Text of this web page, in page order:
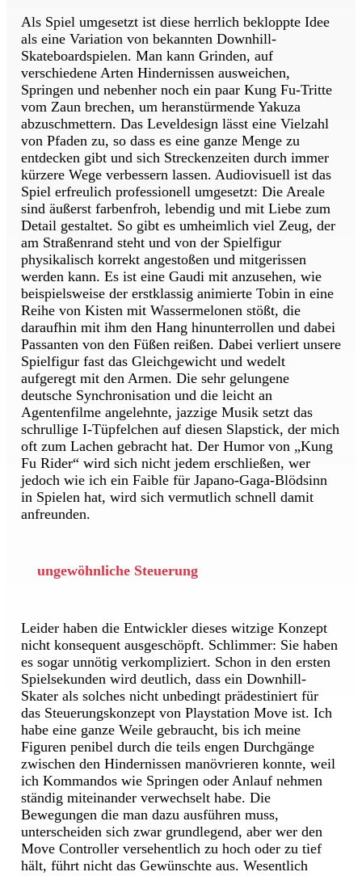
Als Spiel umgesetzt ist diese herrlich bekloppte Idee
als eine Variation von bekannten Downhill-
Skateboardspielen. Man kann Grinden, auf
verschiedene Arten Hindernissen ausweichen,
Springen und nebenher noch ein paar Kung Fu-Tritte
vom Zaun brechen, um heranstürmende Yakuza
abzuschmettern. Das Leveldesign lässt eine Vielzahl
von Pfaden zu, so dass es eine ganze Menge zu
entdecken gibt und sich Streckenzeiten durch immer
kürzere Wege verbessern lassen. Audiovisuell ist das
Spiel erfreulich professionell umgesetzt: Die Areale
sind äußerst farbenfroh, lebendig und mit Liebe zum
Detail gestaltet. So gibt es umheimlich viel Zeug, der
am Straßenrand steht und von der Spielfigur
physikalisch korrekt angestoßen und mitgerissen
werden kann. Es ist eine Gaudi mit anzusehen, wie
beispielsweise der erstklassig animierte Tobin in eine
Reihe von Kisten mit Wassermelonen stößt, die
daraufhin mit ihm den Hang hinunterrollen und dabei
Passanten von den Füßen reißen. Dabei verliert unsere
Spielfigur fast das Gleichgewicht und wedelt
aufgeregt mit den Armen. Die sehr gelungene
deutsche Synchronisation und die leicht an
Agentenfilme angelehnte, jazzige Musik setzt das
schrullige I-Tüpfelchen auf diesen Slapstick, der mich
oft zum Lachen gebracht hat. Der Humor von „Kung
Fu Rider“ wird sich nicht jedem erschließen, wer
jedoch wie ich ein Faible für Japano-Gaga-Blödsinn
in Spielen hat, wird sich vermutlich schnell damit
anfreunden.
ungewöhnliche Steuerung
Leider haben die Entwickler dieses witzige Konzept
nicht konsequent ausgeschöpft. Schlimmer: Sie haben
es sogar unnötig verkompliziert. Schon in den ersten
Spielsekunden wird deutlich, dass ein Downhill-
Skater als solches nicht unbedingt prädestiniert für
das Steuerungskonzept von Playstation Move ist. Ich
habe eine ganze Weile gebraucht, bis ich meine
Figuren penibel durch die teils engen Durchgänge
zwischen den Hindernissen manövrieren konnte, weil
ich Kommandos wie Springen oder Anlauf nehmen
ständig miteinander verwechselt habe. Die
Bewegungen die man dazu ausführen muss,
unterscheiden sich zwar grundlegend, aber wer den
Move Controller versehentlich zu hoch oder zu tief
hält, führt nicht das Gewünschte aus. Wesentlich